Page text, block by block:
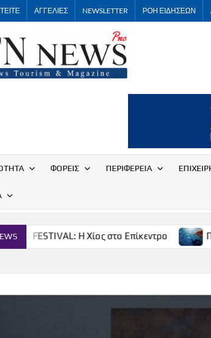
ΑΓΓΕΛΙΕΣ NEWSLETTER ΡΟΗ ΕΙΔΗΣΕΩΝ
News
ΦΟΡΕΙΣ ΠΕΡΙΦΕΡΕΙΑ
Η Χίος στο Επίκεντρο Παγκόσμια